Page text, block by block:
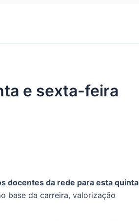
e sexta-feira
docentes da rede para esta quinta
base da carreira, valorização